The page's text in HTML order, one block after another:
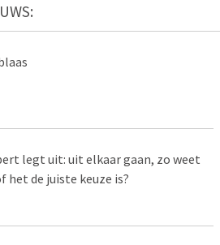
legt uit: uit elkaar gaan, zo weet
het de juiste keuze is?